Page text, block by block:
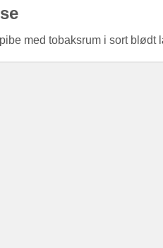
med tobaksrum i sort blødt